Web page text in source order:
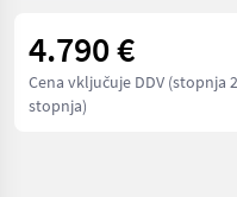
4.790 €
Cena vključuje DDV (stopnja
stopnja)